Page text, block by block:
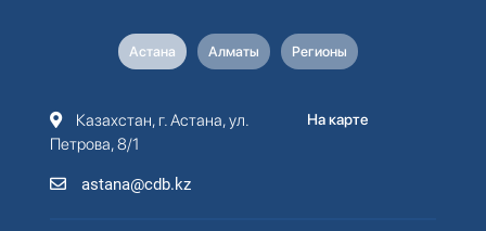
Астана Алматы Регионы
Казахстан, г. Астана, ул.
Петрова, 8/1
astana@cdb.kz
На карте